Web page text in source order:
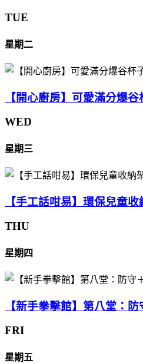
TUE
星期二
【開心廚房】可愛滿分爆
WED
星期三
【手工話咁易】環保兒童收
THU
星期四
【新手拳擊館】第八堂：
FRI
星期五